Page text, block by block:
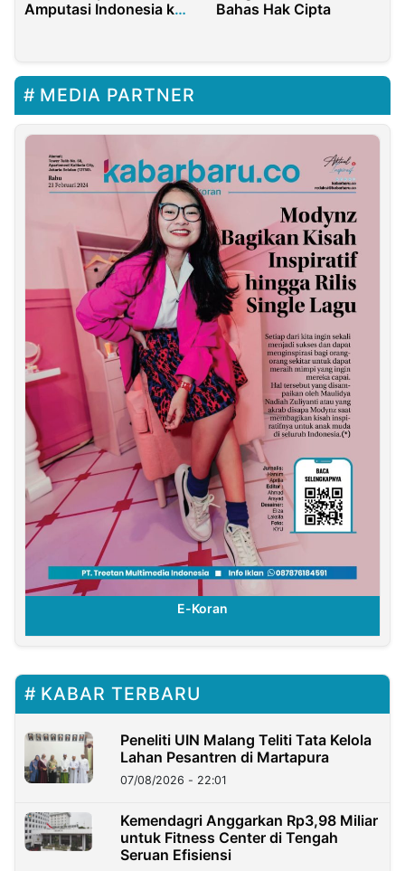
Amputasi Indonesia ke
Bahas Hak Cipta
MEDIA PARTNER
E-Koran
KABAR TERBARU
Peneliti UIN Malang Teliti Tata Kelola
Lahan Pesantren di Martapura
07/08/2026 - 22:01
Kemendagri Anggarkan Rp3,98 Miliar
untuk Fitness Center di Tengah
Seruan Efisiensi